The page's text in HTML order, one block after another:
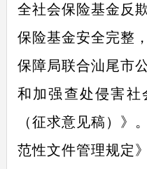
全社会保险基金反
保险基金安全完整
保障局联合汕尾市
和加强查处侵害社
（征求意见稿）》
范性文件管理规定